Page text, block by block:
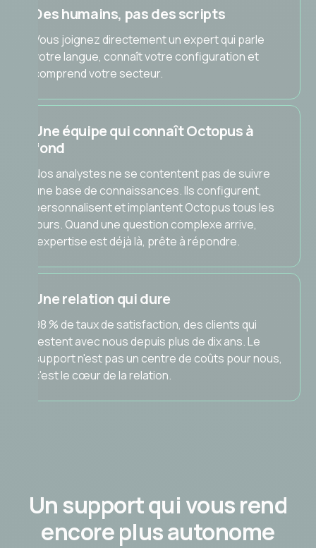
Des humains, pas des scripts
Vous joignez directement un expert qui parle
votre langue, connaît votre configuration et
comprend votre secteur.
Une équipe qui connaît Octopus à
fond
Nos analystes ne se contentent pas de suivre
une base de connaissances. Ils configurent,
personnalisent et implantent Octopus tous les
jours. Quand une question complexe arrive,
l'expertise est déjà là, prête à répondre.
Une relation qui dure
98 % de taux de satisfaction, des clients qui
restent avec nous depuis plus de dix ans. Le
support n'est pas un centre de coûts pour nous,
c'est le cœur de la relation.
Un support qui vous rend
encore plus autonome